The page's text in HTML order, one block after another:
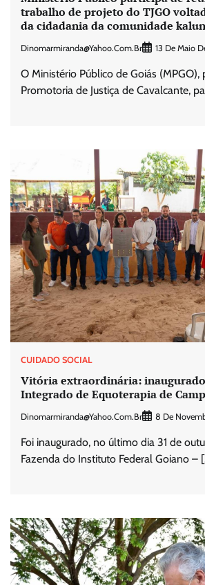
trabalho de projeto do TJGO
da cidadania da comunidade
Dinomarmiranda@yahoo.com.br 13 De Maio
O Ministério Público de Goiás
Promotoria de Justiça de Cavalcante,
CUIDADO SOCIAL
Vitória extraordinária:
Integrado de Equoterapia de
Dinomarmiranda@yahoo.com.br 8 De
Foi inaugurado, no último dia 31 de
Fazenda do Instituto Federal Goiano –